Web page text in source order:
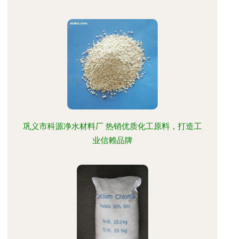
巩义市科源净水材料厂 热销优质化工原料，打造工
业信赖品牌